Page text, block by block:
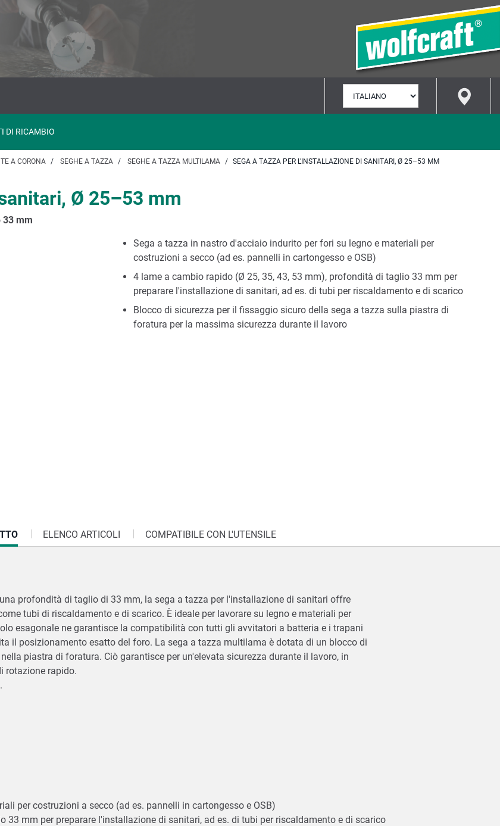
LINGUA
DI RICAMBIO
A CORONA SEGHE A TAZZA SEGHE A TAZZA MULTILAMA SEGA A TAZZA PER L'INSTALLAZIONE DI SANITARI, Ø 25–53 MM
Ø 25–53 mm
33 mm
Sega a tazza in nastro d'acciaio indurito per fori su legno e materiali per
costruzioni a secco (ad es. pannelli in cartongesso e OSB)
4 lame a cambio rapido (Ø 25, 35, 43, 53 mm), profondità di taglio 33 mm per
preparare l'installazione di sanitari, ad es. di tubi per riscaldamento e di scarico
Blocco di sicurezza per il fissaggio sicuro della sega a tazza sulla piastra di
foratura per la massima sicurezza durante il lavoro
ELENCO ARTICOLI COMPATIBILE CON L'UTENSILE
profondità di taglio di 33 mm, la sega a tazza per l'installazione di sanitari offre
tubi di riscaldamento e di scarico. È ideale per lavorare su legno e materiali per
esagonale ne garantisce la compatibilità con tutti gli avvitatori a batteria e i trapani
il posizionamento esatto del foro. La sega a tazza multilama è dotata di un blocco di
piastra di foratura. Ciò garantisce per un'elevata sicurezza durante il lavoro, in
rotazione rapido.
per costruzioni a secco (ad es. pannelli in cartongesso e OSB)
mm per preparare l'installazione di sanitari, ad es. di tubi per riscaldamento e di scarico